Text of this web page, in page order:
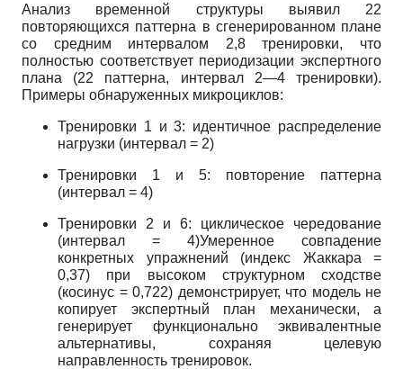
Анализ временной структуры выявил 22
повторяющихся паттерна в сгенерированном плане
со средним интервалом 2,8 тренировки, что
полностью соответствует периодизации экспертного
плана (22 паттерна, интервал 2—4 тренировки).
Примеры обнаруженных микроциклов:
Тренировки 1 и 3: идентичное распределение
нагрузки (интервал = 2)
Тренировки 1 и 5: повторение паттерна
(интервал = 4)
Тренировки 2 и 6: циклическое чередование
(интервал = 4)Умеренное совпадение
конкретных упражнений (индекс Жаккара =
0,37) при высоком структурном сходстве
(косинус = 0,722) демонстрирует, что модель не
копирует экспертный план механически, а
генерирует функционально эквивалентные
альтернативы, сохраняя целевую
направленность тренировок.